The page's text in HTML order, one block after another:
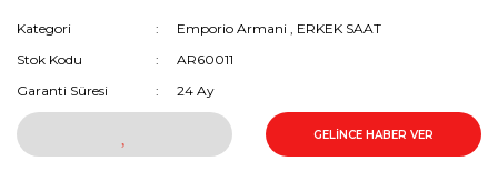
Kategori Emporio Armani , ERKEK SAAT
Stok Kodu
AR60011
Garanti Süresi
24 Ay
GELİNCE HABER VER